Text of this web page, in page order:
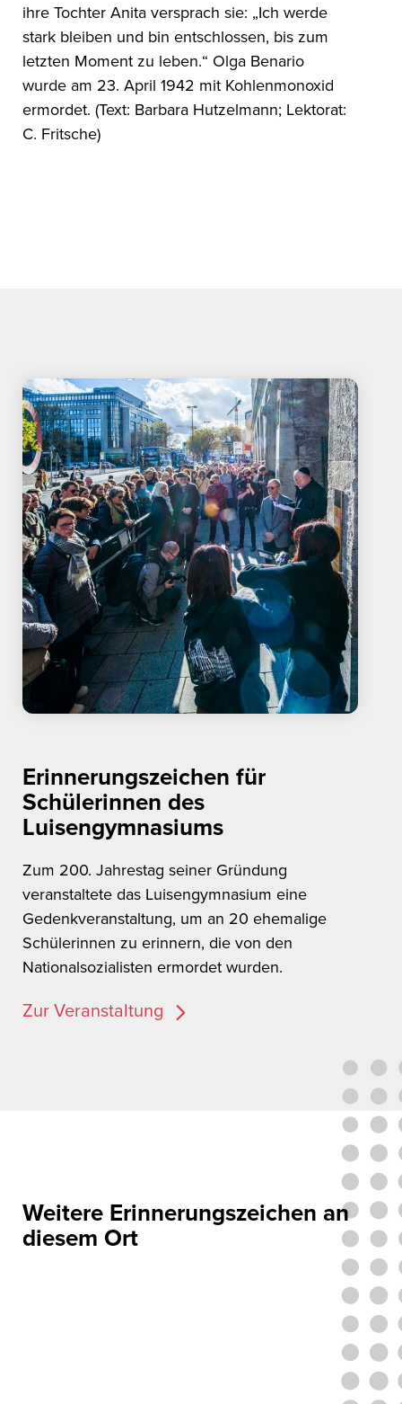
ihre Tochter Anita versprach sie: „Ich werde
stark bleiben und bin entschlossen, bis zum
letzten Moment zu leben.“ Olga Benario
wurde am 23. April 1942 mit Kohlenmonoxid
ermordet. (Text: Barbara Hutzelmann; Lektorat:
C. Fritsche)
Erinnerungszeichen für
Schülerinnen des
Luisengymnasiums
Zum 200. Jahrestag seiner Gründung
veranstaltete das Luisengymnasium eine
Gedenkveranstaltung, um an 20 ehemalige
Schülerinnen zu erinnern, die von den
Nationalsozialisten ermordet wurden.
Zur Veranstaltung
Weitere Erinnerungszeichen an
diesem Ort